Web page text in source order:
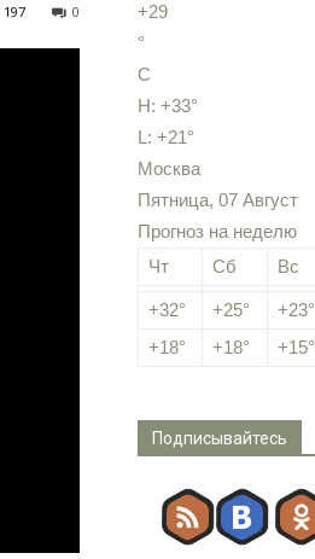
0
197 +29
°
C
H: +33°
L: +21°
Москва
Пятница, 07 Август
Прогноз на неделю
Чт
Сб Вс
+32° +25° +23°
+18° +18° +15°
Подписывайтесь